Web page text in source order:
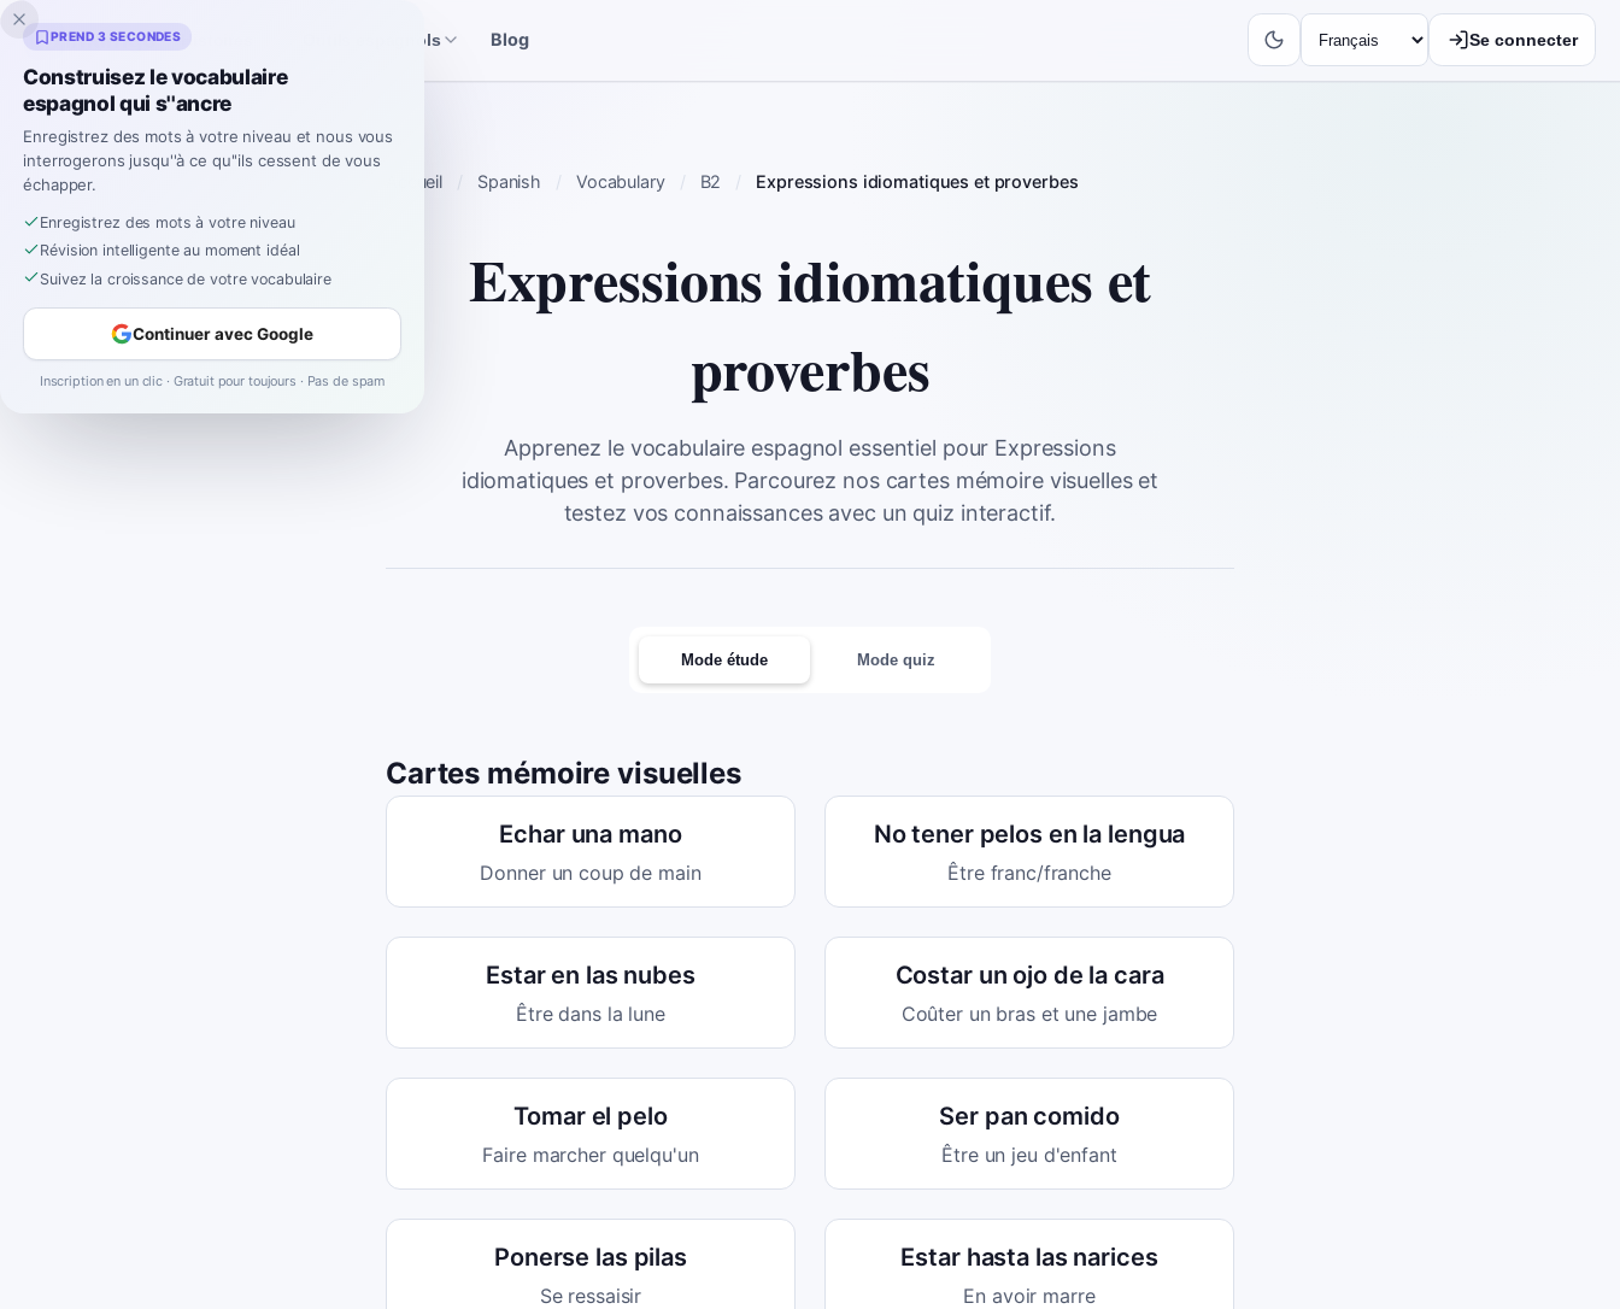
Inklingo Outils espagnols Blog Se connecter
Accueil Spanish Vocabulary B2 Expressions idiomatiques et proverbes
Expressions idiomatiques et
proverbes
Apprenez le vocabulaire espagnol essentiel pour Expressions
idiomatiques et proverbes. Parcourez nos cartes mémoire visuelles et
testez vos connaissances avec un quiz interactif.
Mode étude Mode quiz
Cartes mémoire visuelles
Echar una mano
Donner un coup de main
No tener pelos en la lengua
Être franc/franche
Estar en las nubes
Être dans la lune
Costar un ojo de la cara
Coûter un bras et une jambe
Tomar el pelo
Faire marcher quelqu'un
Ser pan comido
Être un jeu d'enfant
Ponerse las pilas
Se ressaisir
Estar hasta las narices
En avoir marre
PREND 3 SECONDES
Construisez le vocabulaire
espagnol qui s''ancre
Enregistrez des mots à votre niveau et nous vous
interrogerons jusqu''à ce qu''ils cessent de vous
échapper.
Enregistrez des mots à votre niveau
Révision intelligente au moment idéal
Suivez la croissance de votre vocabulaire
Continuer avec Google
Inscription en un clic · Gratuit pour toujours · Pas de spam